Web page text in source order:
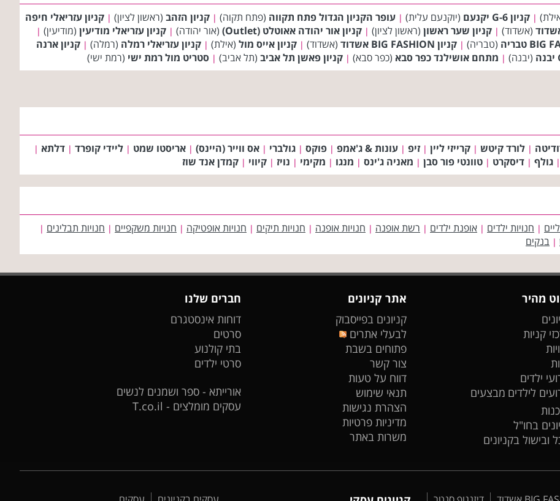
| קניון G-6 יקנעם (יוקנעם עלית) | עופר הקניון הגדול פתח תקווה (פתח תקוה) | קניון הזהב (ראשון לציון) | קניון עזריאלי חיפה
(אשדוד) | קניון שער ראשון (ראשון לציון) | קניון אור יהודה אאוטלט (Outlet) (אור יהודה) | קניון עזריאלי מודיעין (מודיעין) |
(טבריה) | קניון BIG FASHION אשדוד (אשדוד) | קניון אייס מול (אילת) | קניון עזריאלי רמלה (רמלה) | קניון ארנה
(יבנה) | מתחם אושילנד כפר סבא (כפר סבא) | קניון פאשן תל אביב (תל אביב) | סטריט מול רמת ישי (רמת ישי)
| לורד קיטש | קרייזי ליין | זיפ | עונות & ג'אמפ | פוקס | גולברי | אס ווייר (היינס) | אריסטו שמט | ליידי קופרד | דלתא |
| גולף | דיסקרט | טוונטי פור סבן | מאניה ג'ינס | מנגו | מקימי | נויז | קיווי | קמדן אנד שוז
| חנויות ילדים | אופנת ילדים | רשת אופנה | חנויות אופנה | חנויות תיקים | חנויות אופטיקה | חנויות משקפיים | חנויות תבלינים |
| בנקים
מהיר
קניות
ילדים
לילדים מבצעים
בחו"ל
ובישול בקניונים
אתר קניונים
קניונים בפייסבוק
לבעלי אתרים
פתוחים בשבת
צור קשר
דווח על טעות
תנאי שימוש
הצהרת נגישות
מדיניות פרטיות
משרות באתר
חברים שלנו
דוחות אינסטגרם
סרטים
בתי קולנוע
סרטי ילדים
אורייתא - ספר ושמנים לנשים
עסקים מומלצים - T.co.il